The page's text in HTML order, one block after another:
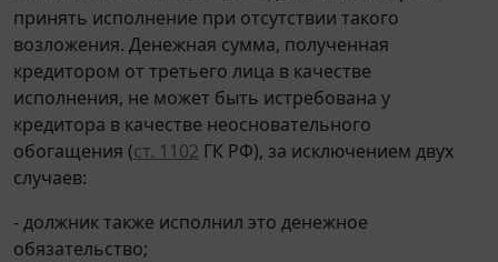
принять исполнение при отсутствии такого
возложения. Денежная сумма, полученная
кредитором от третьего лица в качестве
исполнения, не может быть истребована у
кредитора в качестве неосновательного
обогащения (ст. 1102 ГК РФ), за исключением двух
случаев:
- должник также исполнил это денежное
обязательство;